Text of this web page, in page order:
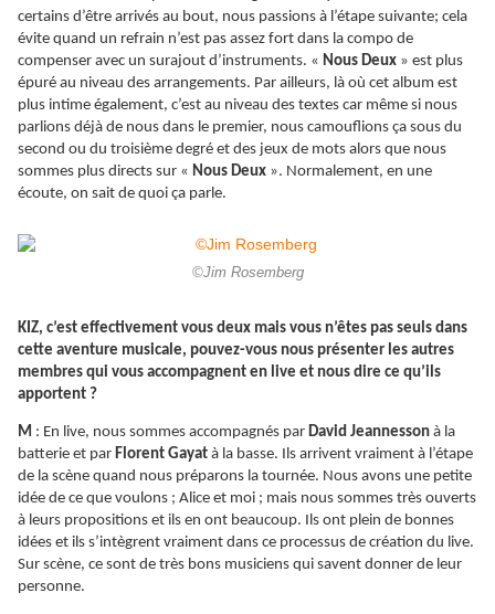
certains d’être arrivés au bout, nous passions à l’étape suivante; cela
évite quand un refrain n’est pas assez fort dans la compo de
compenser avec un surajout d’instruments. « Nous Deux » est plus
épuré au niveau des arrangements. Par ailleurs, là où cet album est
plus intime également, c’est au niveau des textes car même si nous
parlions déjà de nous dans le premier, nous camouflions ça sous du
second ou du troisième degré et des jeux de mots alors que nous
sommes plus directs sur « Nous Deux ». Normalement, en une
écoute, on sait de quoi ça parle.
©Jim Rosemberg
KIZ, c’est effectivement vous deux mais vous n’êtes pas seuls dans
cette aventure musicale, pouvez-vous nous présenter les autres
membres qui vous accompagnent en live et nous dire ce qu’ils
apportent ?
M : En live, nous sommes accompagnés par David Jeannesson à la
batterie et par Florent Gayat à la basse. Ils arrivent vraiment à l’étape
de la scène quand nous préparons la tournée. Nous avons une petite
idée de ce que voulons ; Alice et moi ; mais nous sommes très ouverts
à leurs propositions et ils en ont beaucoup. Ils ont plein de bonnes
idées et ils s’intègrent vraiment dans ce processus de création du live.
Sur scène, ce sont de très bons musiciens qui savent donner de leur
personne.